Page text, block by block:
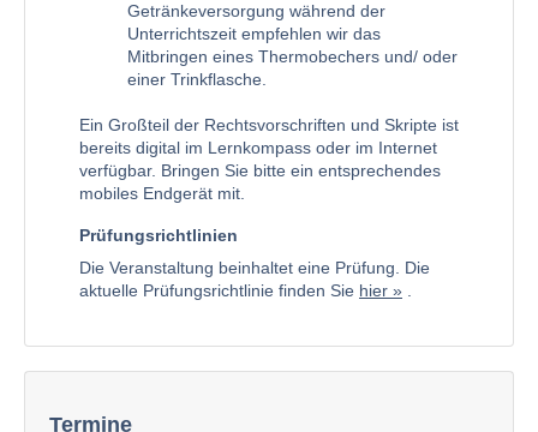
Getränkeversorgung während der
Unterrichtszeit empfehlen wir das
Mitbringen eines Thermobechers und/ oder
einer Trinkflasche.
Ein Großteil der Rechtsvorschriften und Skripte ist
bereits digital im Lernkompass oder im Internet
verfügbar. Bringen Sie bitte ein entsprechendes
mobiles Endgerät mit.
Prüfungsrichtlinien
Die Veranstaltung beinhaltet eine Prüfung. Die
aktuelle Prüfungsrichtlinie finden Sie hier
Termine